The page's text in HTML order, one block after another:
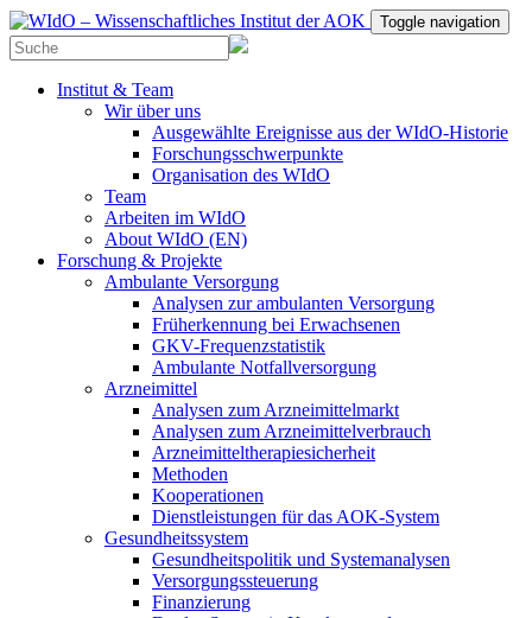
Toggle navigation
Institut & Team
Wir über uns
Ausgewählte Ereignisse aus der WIdO-Historie
Forschungsschwerpunkte
Organisation des WIdO
Team
Arbeiten im WIdO
About WIdO (EN)
Forschung & Projekte
Ambulante Versorgung
Analysen zur ambulanten Versorgung
Früherkennung bei Erwachsenen
GKV-Frequenzstatistik
Ambulante Notfallversorgung
Arzneimittel
Analysen zum Arzneimittelmarkt
Analysen zum Arzneimittelverbrauch
Arzneimitteltherapiesicherheit
Methoden
Kooperationen
Dienstleistungen für das AOK-System
Gesundheitssystem
Gesundheitspolitik und Systemanalysen
Versorgungssteuerung
Finanzierung